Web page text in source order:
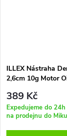
ILLEX Nástraha
2,6cm 10g Motor
389 Kč
Expedujeme do
na prodejnu do